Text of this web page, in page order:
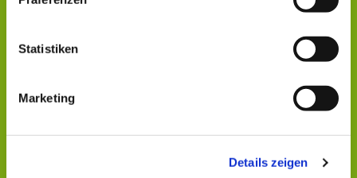
Statistiken
Marketing
Details zeigen